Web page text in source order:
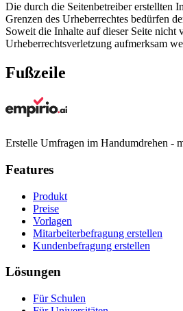
Die durch die Seitenbetreiber erstellten
Grenzen des Urheberrechtes bedürfen
Soweit die Inhalte auf dieser Seite nicht
Urheberrechtsverletzung aufmerksam
Fußzeile
Erstelle Umfragen im Handumdrehen -
Features
Produkt
Preise
Vorlagen
Mitarbeiterbefragung erstellen
Kundenbefragung erstellen
Lösungen
Für Schulen